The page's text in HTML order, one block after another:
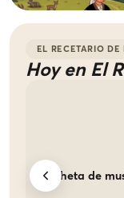
EL RECETARIO DE
Hoy en El
Brocheta de